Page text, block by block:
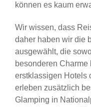
können es kaum
Wir wissen, dass
daher haben wir die
ausgewählt, die
besonderen
erstklassigen Hotels
erleben zusätzlich
Glamping in